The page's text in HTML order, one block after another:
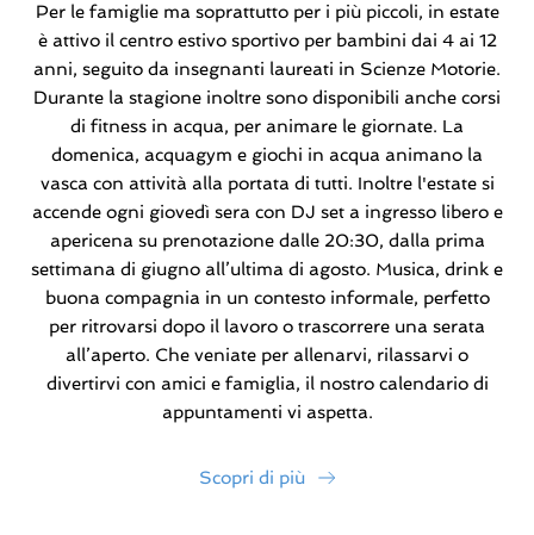
Per le famiglie ma soprattutto per i più piccoli, in estate
è attivo il centro estivo sportivo per bambini dai 4 ai 12
anni, seguito da insegnanti laureati in Scienze Motorie.
Durante la stagione inoltre sono disponibili anche corsi
di fitness in acqua, per animare le giornate. La
domenica, acquagym e giochi in acqua animano la
vasca con attività alla portata di tutti. Inoltre l'estate si
accende ogni giovedì sera con DJ set a ingresso libero e
apericena su prenotazione dalle 20:30, dalla prima
settimana di giugno all’ultima di agosto. Musica, drink e
buona compagnia in un contesto informale, perfetto
per ritrovarsi dopo il lavoro o trascorrere una serata
all’aperto. Che veniate per allenarvi, rilassarvi o
divertirvi con amici e famiglia, il nostro calendario di
appuntamenti vi aspetta.
Scopri di più